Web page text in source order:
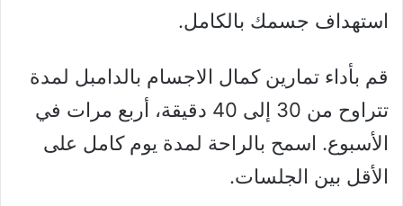
استهداف جسمك بالكامل.
قم بأداء تمارين كمال الاجسام بالدامبل لمدة
تتراوح من 30 إلى 40 دقيقة، أربع مرات في
الأسبوع. اسمح بالراحة لمدة يوم كامل على
الأقل بين الجلسات.